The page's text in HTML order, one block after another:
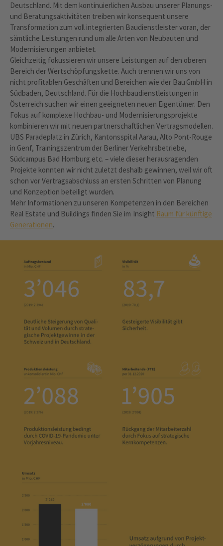
Deutschland. Mit dem kontinuierlichen Ausbau unserer Planungs-
und Beratungsaktivitäten treiben wir konsequent unsere
Transformation zum voll inte­grierten Baudienstleister voran, der
sämtliche Leistungen rund um alle Arten von Neubauten und
Modernisierungen anbietet.
Gleichzeitig fokussieren wir unsere Leistungen auf den oberen
Bereich der Wertschöpfungskette. Auch trennen wir uns von
nicht profitablen Geschäften und Bereichen wie der Bau GmbH in
Südbaden, Deutschland. Für die Hochbau­dienstleistungen in
Österreich suchen wir einen geeigneten neuen Eigentümer. Den
Fokus auf komplexe Hochbau- und Modernisierungsprojekte
kombinieren wir mit neuen partnerschaftlichen Vertragsmodellen.
UBS Paradeplatz in ­Zürich, Kantonsspital Aarau, Alto Pont-Rouge
in Genf, Trainingszentrum der Berliner Verkehrsbetriebe,
Südcampus Bad Homburg etc. – viele dieser ­herausragenden
Projekte konnten wir nicht zuletzt deshalb gewinnen, weil wir oft
schon vor Vertragsabschluss an ersten Schritten von Planung
und Konzeption beteiligt wurden.
Mehr Informationen zu unseren Kompetenzen in den Bereichen
Real Estate und Buildings finden Sie im Insight Raum für künftige
Generationen.